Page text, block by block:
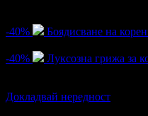
-40%
Боядисване на
-40%
Луксозна грижа за
Докладвай нередност